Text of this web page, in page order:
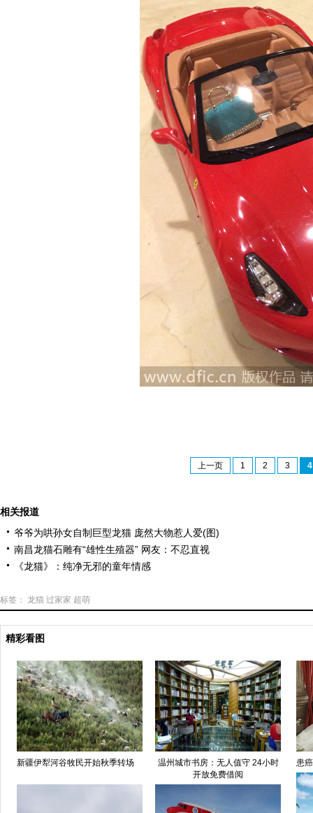
上一页 1 2 3 4
相关报道
爷爷为哄孙女自制巨型龙猫 庞然大物惹人爱(图)
南昌龙猫石雕有“雄性生殖器” 网友：不忍直视
《龙猫》：纯净无邪的童年情感
标签： 龙猫 过家家 超萌
精彩看图
新疆伊犁河谷牧民开始秋季转场
温州城市书房：无人值守 24小时
开放免费借阅
患